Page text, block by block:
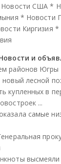
Новости США *
* Новости
Киргизия *
и
районов Югры
новый лесной
купленных в
...
самые
высмеяли